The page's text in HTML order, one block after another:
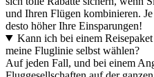
und Ihren Flügen kombinieren.
desto höher Ihre Einsparungen!
Kann ich bei einem
meine Fluglinie selbst wählen?
Auf jeden Fall, und bei einem